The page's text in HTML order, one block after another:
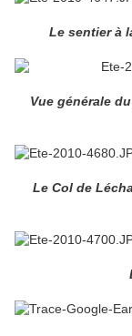
Le sentier à
Vue générale
Le Col de